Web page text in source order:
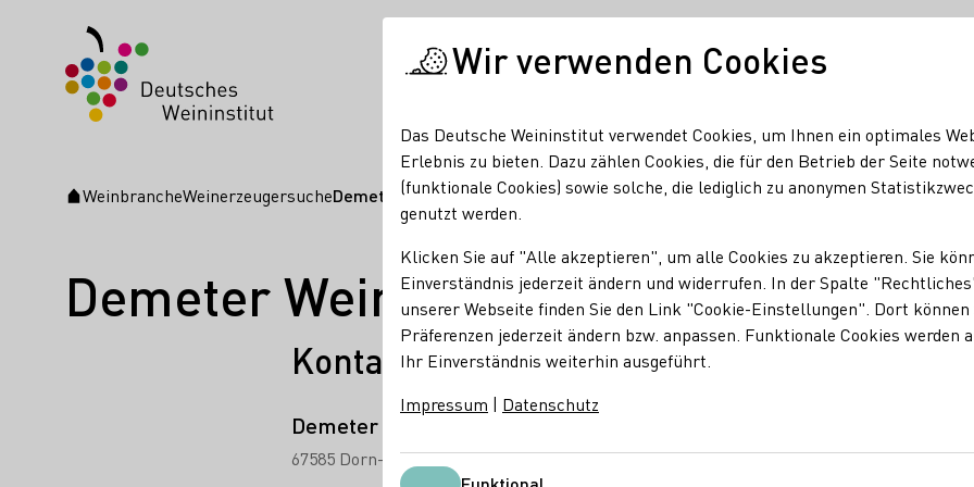
Startseite
WeinbrancheWeinerzeugersucheDemeter Weingut Fluhr-Eller
Demeter Weingut Fluhr-Eller
Kontakt
Demeter Weingut Fluhr-Eller
67585 Dorn-Dürkheim Bechtheimer Straße Rheinhessen Deutschland
Wir verwenden Cookies
Das Deutsche Weininstitut verwendet Cookies, um Ihnen ein optimales
Erlebnis zu bieten. Dazu zählen Cookies, die für den Betrieb der Seite
(funktionale Cookies) sowie solche, die lediglich zu anonymen
genutzt werden.
Klicken Sie auf "Alle akzeptieren", um alle Cookies zu akzeptieren. Sie
Einverständnis jederzeit ändern und widerrufen. In der Spalte
unserer Webseite finden Sie den Link "Cookie-Einstellungen". Dort können
Präferenzen jederzeit ändern bzw. anpassen. Funktionale Cookies werden
Ihr Einverständnis weiterhin ausgeführt.
Impressum | Datenschutz